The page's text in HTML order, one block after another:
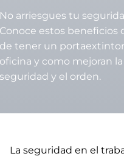
No arriesgues tu
Conoce estos beneficios
de tener un
oficina y como mejoran la
seguridad y el orden.
La seguridad en el